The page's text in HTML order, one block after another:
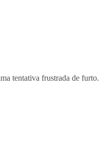
tentativa frustrada de furto.